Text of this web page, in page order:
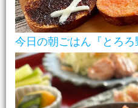
今日の朝ごはん『とろろ